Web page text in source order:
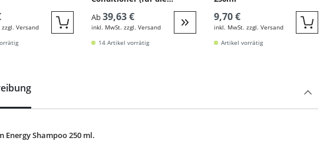
Versand Quickbuy
tägliche Anwendung)
Ab39,63 €
inkl. MwSt. zzgl. Versand Weiter zur Detail
14 Artikel vorrätig
9,70 €
inkl. MwSt. zzgl. Versand
Artikel vorrätig
Energy Shampoo 250 ml.